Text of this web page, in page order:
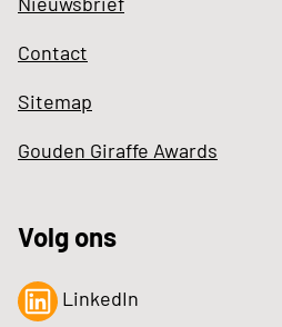
Contact
Sitemap
Gouden Giraffe Awards
Volg ons
LinkedIn